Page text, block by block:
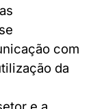
com
da